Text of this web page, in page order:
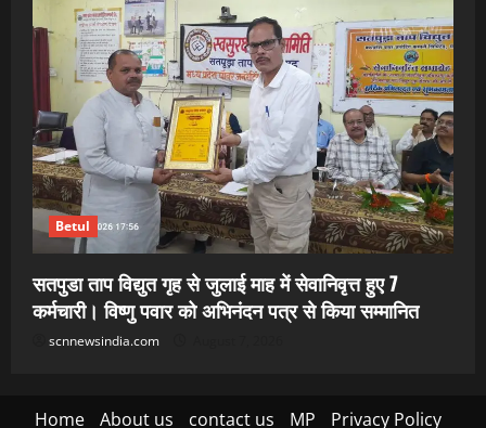
Betul
सतपुडा ताप विद्युत गृह से जुलाई माह में सेवानिवृत्त हुए 7
कर्मचारी। विष्णु पवार को अभिनंदन पत्र से किया सम्मानित
scnnewsindia.com
Home About us contact us MP
Privacy Policy